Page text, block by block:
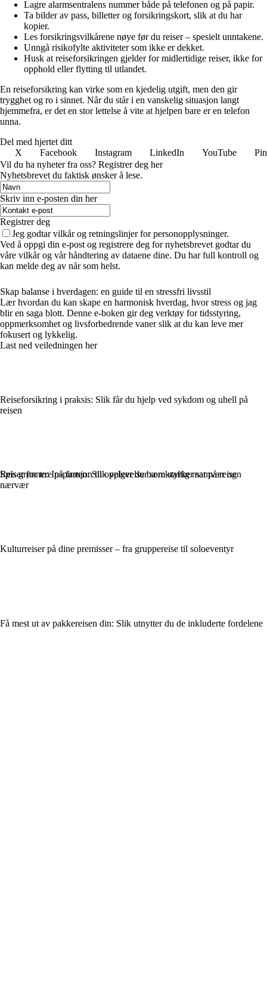
Lagre alarmsentralens nummer både på telefonen og på papir.
Ta bilder av pass, billetter og forsikringskort, slik at du har
kopier.
Les forsikringsvilkårene nøye før du reiser – spesielt unntakene.
Unngå risikofylte aktiviteter som ikke er dekket.
Husk at reiseforsikringen gjelder for midlertidige reiser, ikke for
opphold eller flytting til utlandet.
En reiseforsikring kan virke som en kjedelig utgift, men den gir
trygghet og ro i sinnet. Når du står i en vanskelig situasjon langt
hjemmefra, er det en stor lettelse å vite at hjelpen bare er en telefon
unna.
Del med hjertet ditt
X
Facebook Instagram LinkedIn YouTube
Vil du ha nyheter fra oss? Registrer deg her
Nyhetsbrevet du faktisk ønsker å lese.
Skriv inn e-posten din her
Registrer deg
Jeg godtar vilkår og retningslinjer for personopplysninger.
Ved å oppgi din e-post og registrere deg for nyhetsbrevet godtar du
våre vilkår og vår håndtering av dataene dine. Du har full kontroll og
kan melde deg av når som helst.
Skap balanse i hverdagen: en guide til en stressfri livsstil
Lær hvordan du kan skape en harmonisk hverdag, hvor stress og jag
blir en saga blott. Denne e-boken gir deg verktøy for tidsstyring,
oppmerksomhet og livsforbedrende vaner slik at du kan leve mer
fokusert og lykkelig.
Last ned veiledningen her
Reiseforsikring i praksis: Slik får du hjelp ved sykdom og uhell på
reisen
Reiser for to: Inspirasjon til opplevelser som styrker samvær og
nærvær
Kulturreiser på dine premisser – fra gruppereise til soloeventyr
Få mest ut av pakkereisen din: Slik utnytter du de inkluderte fordelene
Spis grønnere på farten: Slik velger du bærekraftig mat på reisen